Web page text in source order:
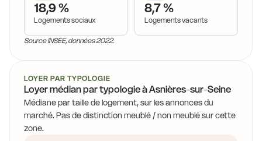
18,9 %
Logements sociaux
8,7 %
Logements vacants
Source INSEE, données 2022.
LOYER PAR TYPOLOGIE
Loyer médian par typologie à Asnières-sur-Seine
Médiane par taille de logement, sur les annonces du
marché. Pas de distinction meublé / non meublé sur cette
zone.